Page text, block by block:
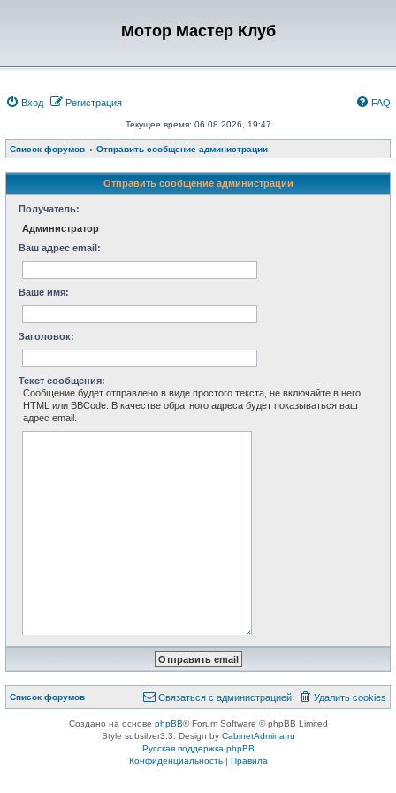
Мотор Мастер Клуб
Вход Регистрация FAQ
Текущее время: 06.08.2026, 19:47
Список форумов Отправить сообщение администрации
Отправить сообщение администрации
Получатель:
Администратор
Ваш адрес email:
Ваше имя:
Заголовок:
Текст сообщения:
Сообщение будет отправлено в виде простого текста, не включайте в него
HTML или BBCode. В качестве обратного адреса будет показываться ваш
адрес email.
Список форумов Удалить cookies
Связаться с администрацией
Создано на основе phpBB® Forum Software © phpBB Limited
Style subsilver3.3. Design by CabinetAdmina.ru
Русская поддержка phpBB
Конфиденциальность| Правила